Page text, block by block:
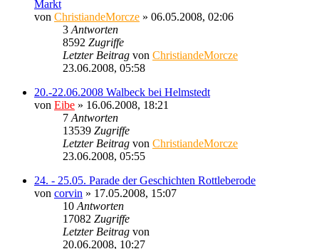
Markt
von ChristiandeMorcze » 06.05.2008, 02:06
3Antworten
8592 Zugriffe
Letzter Beitrag von ChristiandeMorcze
23.06.2008, 05:58
20.-22.06.2008 Walbeck bei Helmstedt
von Eibe » 16.06.2008, 18:21
7Antworten
13539 Zugriffe
Letzter Beitrag von ChristiandeMorcze
23.06.2008, 05:55
24. - 25.05. Parade der Geschichten Rottleberode
von corvin » 17.05.2008, 15:07
10Antworten
17082 Zugriffe
Letzter Beitrag von
20.06.2008, 10:27